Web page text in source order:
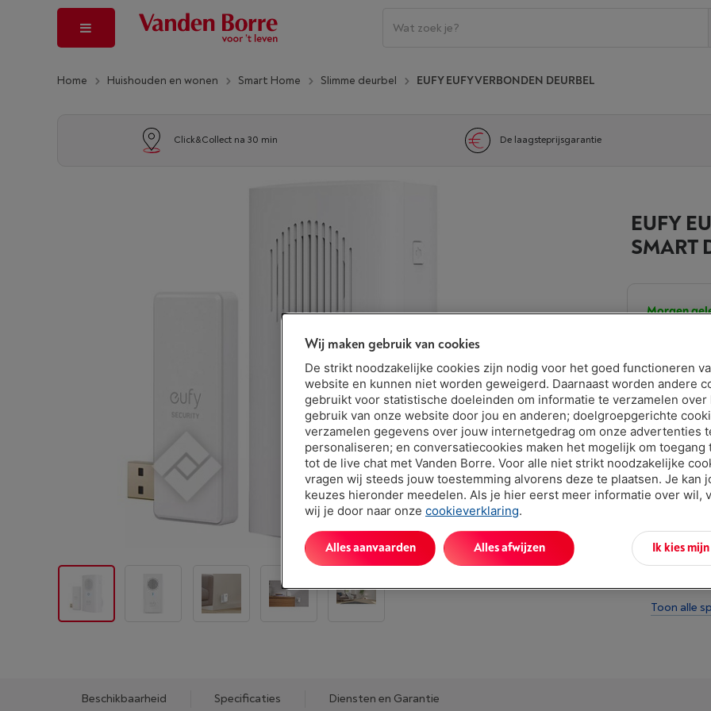
Home Huishouden en wonen Smart Home Slimme deurbel EUFY EUFY VERBONDEN DEURBEL
Click&Collect na 30 min De laagsteprijsgarantie
EUFY
SMART
Morgen
Minder dan
aanbelt.
Toon alle
Beschikbaarheid Specificaties Diensten en Garantie
Wij maken gebruik van cookies
De strikt noodzakelijke cookies zijn nodig voor het goed functioneren
website en kunnen niet worden geweigerd. Daarnaast worden andere
gebruikt voor statistische doeleinden om informatie te verzamelen over
gebruik van onze website door jou en anderen; doelgroepgerichte
verzamelen gegevens over jouw internetgedrag om onze advertenties
personaliseren; en conversatiecookies maken het mogelijk om toegang
tot de live chat met Vanden Borre. Voor alle niet strikt noodzakelijke
vragen wij steeds jouw toestemming alvorens deze te plaatsen. Je kan
keuzes hieronder meedelen. Als je hier eerst meer informatie over wil,
wij je door naar onze cookieverklaring.
Ik kies
Alles afwijzen
Alles aanvaarden